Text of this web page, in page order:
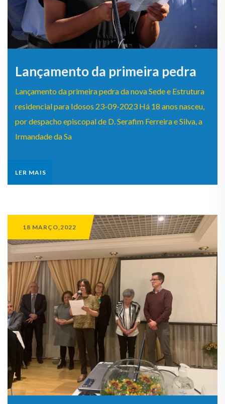
Lançamento da primeira pedra
Lançamento da primeira pedra da nova Sede e Estrutura
residencial para Idosos 23-09-2023 Há 18 anos nasceu,
por despacho episcopal de D. Serafim Ferreira e Silva, a
Irmandade da Sa
LER MAIS
18 MARÇO,2022